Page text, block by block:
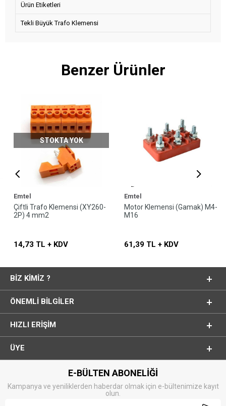
Ürün Etiketleri
Tekli Büyük Trafo Klemensi
Benzer Ürünler
STOKTA YOK
Emtel
Çiftli Trafo Klemensi (XY260-
2P) 4 mm2
14,73 TL + KDV
Emtel
Motor Klemensi (Gamak) M4-
M16
61,39 TL + KDV
BIZ KIMIZ ?
ÖNEMLI BILGILER
HIZLI ERIŞIM
ÜYE
E-BÜLTEN ABONELİĞİ
Kampanya ve yeniliklerden haberdar olmak için e-bültenimize kayıt
olun.